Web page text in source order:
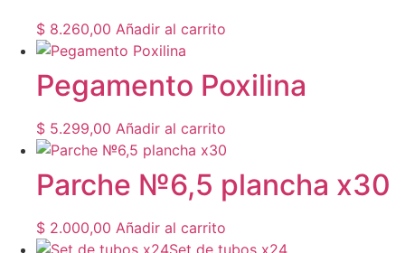
$ 8.260,00 Añadir al carrito
Pegamento Poxilina
$ 5.299,00 Añadir al carrito
Parche №6,5 plancha x30
$ 2.000,00 Añadir al carrito